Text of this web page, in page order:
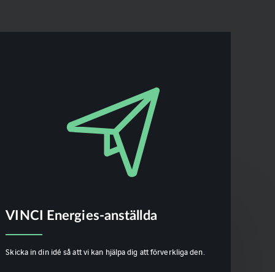
VINCI Energies-anställda
Skicka in din idé så att vi kan hjälpa dig att förverkliga den.